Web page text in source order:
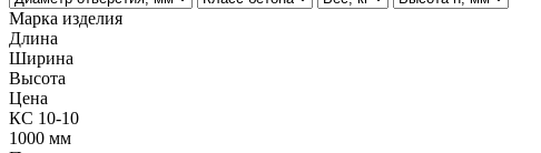
Марка изделия
Длина
Ширина
Высота
Цена
КС 10-10
1000 мм